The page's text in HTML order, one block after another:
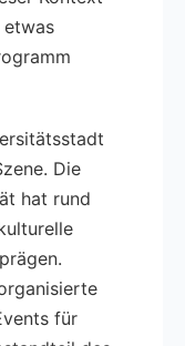
etwas
Die
hat rund
für